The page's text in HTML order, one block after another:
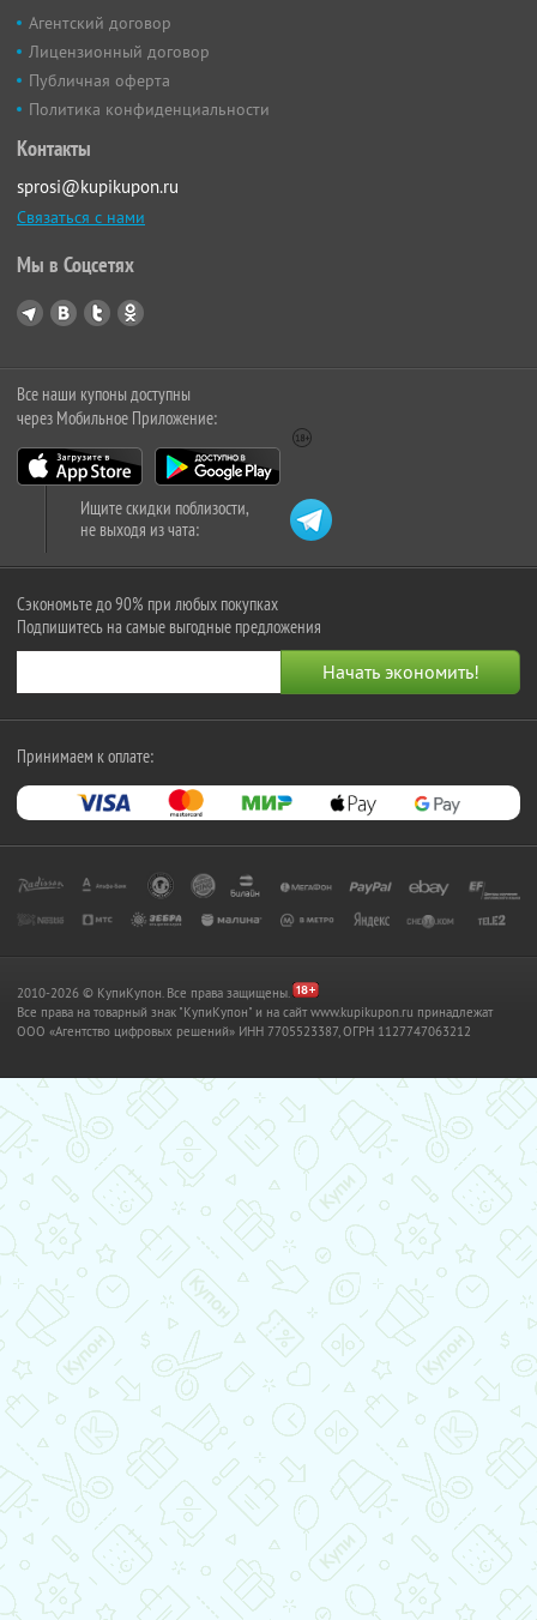
Агентский договор
Лицензионный договор
Публичная оферта
Политика конфиденциальности
Контакты
sprosi@kupikupon.ru
Связаться с нами
Мы в Соцсетях
Все наши купоны доступны
через Мобильное Приложение:
Ищите скидки поблизости,
не выходя из чата:
Сэкономьте до 90% при любых покупках
Подпишитесь на самые выгодные предложения
Принимаем к оплате:
2010-2026 © КупиКупон. Все права защищены.
Все права на товарный знак "КупиКупон" и на сайт www.kupikupon.ru принадлежат
OOO «Агентство цифровых решений» ИНН 7705523387, ОГРН 1127747063212